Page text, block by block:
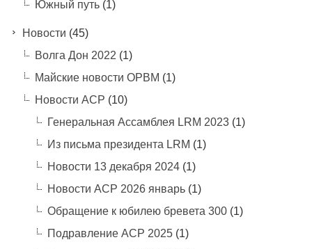
Южный путь(1)
Новости (45)
Волга Дон 2022 (1)
Майские новости ОРВМ (1)
Новости АСР (10)
Генеральная Ассамблея LRM 2023(1)
Из письма президента LRM (1)
Новости 13 декабря 2024(1)
Новости АСР 2026 январь(1)
Обращение к юбилею бревета 300(1)
Подравление АСР 2025(1)